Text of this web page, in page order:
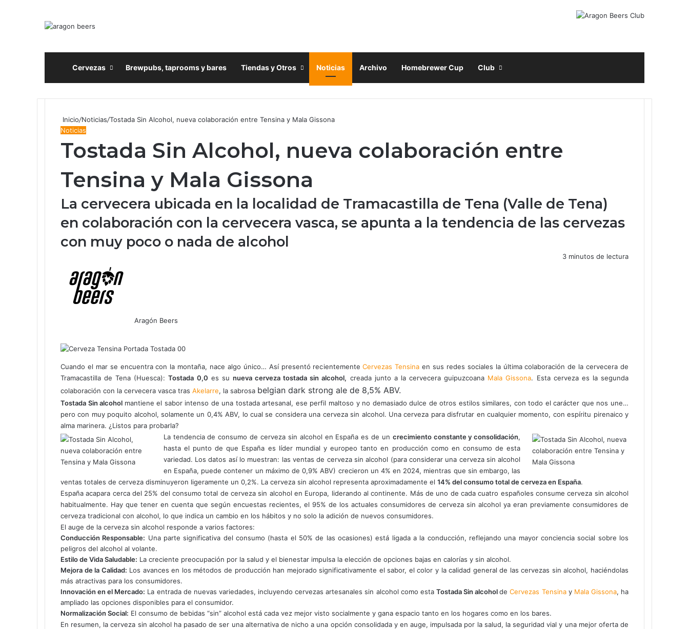
InicioCervezas Brewpubs, taprooms y bares Tiendas y Otros Noticias Archivo Homebrewer Cup Club
Inicio/Noticias/Tostada Sin Alcohol, nueva colaboración entre Tensina y Mala Gissona
Noticias
Tostada Sin Alcohol, nueva colaboración entre
Tensina y Mala Gissona
La cervecera ubicada en la localidad de Tramacastilla de Tena (Valle de Tena)
en colaboración con la cervecera vasca, se apunta a la tendencia de las cervezas
con muy poco o nada de alcohol
Aragón Beers
3 minutos de lectura
a
c
e
b
o
k
a
p
p
l
e
a
m
m
p
t
i
r
p
o
r
c
r
r
e
o
e
l
e
c
t
r
ó
n
i
c
Cuando el mar se encuentra con la montaña, nace algo único… Así presentó recientementeCervezas Tensina en sus redes sociales la última colaboración de la cervecera de
Tramacastilla de Tena (Huesca):Tostada 0,0 es su nueva cerveza tostada sin alcohol, creada junto a la cervecera guipuzcoana Mala Gissona. Esta cerveza es la segunda
colaboración con la cervecera vasca tras Akelarre, la sabrosa belgian dark strong ale de 8,5% ABV.
Tostada Sin alcohol mantiene el sabor intenso de una tostada artesanal, ese perfil maltoso y no demasiado dulce de otros estilos similares, con todo el carácter que nos une…
pero con muy poquito alcohol, solamente un 0,4% ABV, lo cual se considera una cerveza sin alcohol. Una cerveza para disfrutar en cualquier momento, con espíritu pirenaico y
alma marinera. ¿Listos para probarla?
La tendencia de consumo de cerveza sin alcohol en España es de un crecimiento constante y consolidación,
hasta el punto de que España es líder mundial y europeo tanto en producción como en consumo de esta
variedad. Los datos así lo muestran: las ventas de cerveza sin alcohol (para considerar una cerveza sin alcohol
en España, puede contener un máximo de 0,9% ABV) crecieron un 4% en 2024, mientras que sin embargo, las
ventas totales de cerveza disminuyeron ligeramente un 0,2%. La cerveza sin alcohol representa aproximadamente el 14% del consumo totalde cerveza en España.
España acapara cerca del 25% del consumo total de cerveza sin alcohol en Europa, liderando al continente. Más de uno de cada cuatro españoles consume cerveza sin alcohol
habitualmente. Hay que tener en cuenta que según encuestas recientes, el 95% de los actuales consumidores de cerveza sin alcohol ya eran previamente consumidores de
cerveza tradicional con alcohol, lo que indica un cambio en los hábitos y no solo la adición de nuevos consumidores.
El auge de la cerveza sin alcohol responde a varios factores:
Conducción Responsable: Una parte significativa del consumo (hasta el 50% de las ocasiones) está ligada a la conducción, reflejando una mayor conciencia social sobre los
peligros del alcohol al volante.
Estilo de Vida Saludable: La creciente preocupación por la salud y el bienestar impulsa la elección de opciones bajas en calorías y sin alcohol.
Mejora de la Calidad: Los avances en los métodos de producción han mejorado significativamente el sabor, el color y la calidad general de las cervezas sin alcohol, haciéndolas
más atractivas para los consumidores.
Innovación en el Mercado: La entrada de nuevas variedades, incluyendo cervezas artesanales sin alcohol como esta Tostada Sin alcoholdeCervezas Tensinay Mala Gissona, ha
ampliado las opciones disponibles para el consumidor.
Normalización Social: El consumo de bebidas “sin” alcohol está cada vez mejor visto socialmente y gana espacio tanto en los hogares como en los bares.
En resumen, la cerveza sin alcohol ha pasado de ser una alternativa de nicho a una opción consolidada y en auge, impulsada por la salud, la seguridad vial y una mejor oferta de